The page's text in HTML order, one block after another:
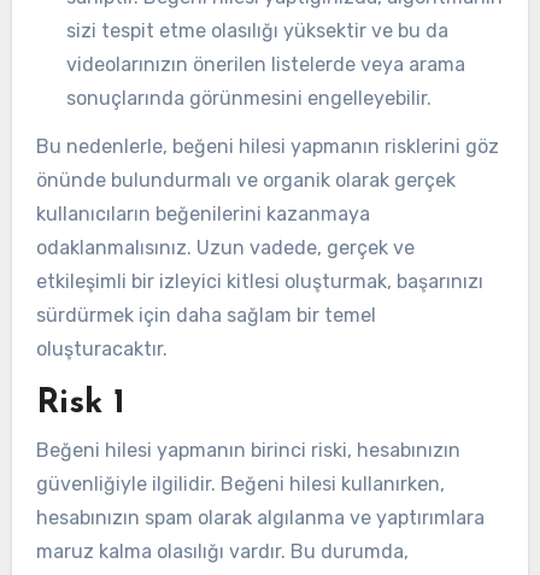
sizi tespit etme olasılığı yüksektir ve bu da
videolarınızın önerilen listelerde veya arama
sonuçlarında görünmesini engelleyebilir.
Bu nedenlerle, beğeni hilesi yapmanın risklerini göz
önünde bulundurmalı ve organik olarak gerçek
kullanıcıların beğenilerini kazanmaya
odaklanmalısınız. Uzun vadede, gerçek ve
etkileşimli bir izleyici kitlesi oluşturmak, başarınızı
sürdürmek için daha sağlam bir temel
oluşturacaktır.
Risk 1
Beğeni hilesi yapmanın birinci riski, hesabınızın
güvenliğiyle ilgilidir. Beğeni hilesi kullanırken,
hesabınızın spam olarak algılanma ve yaptırımlara
maruz kalma olasılığı vardır. Bu durumda,